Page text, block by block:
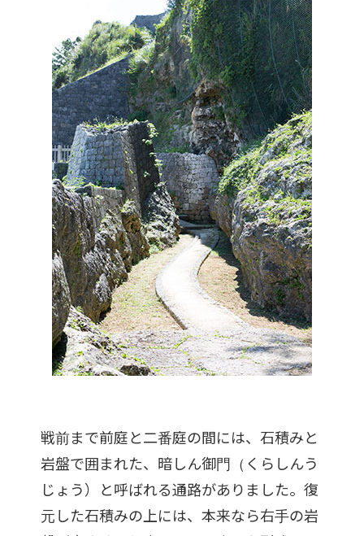
戦前まで前庭と二番庭の間には、石積みと
岩盤で囲まれた、暗しん御門（くらしんう
じょう）と呼ばれる通路がありました。復
元した石積みの上には、本来なら右手の岩